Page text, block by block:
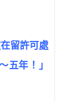
留許可處
五年！」